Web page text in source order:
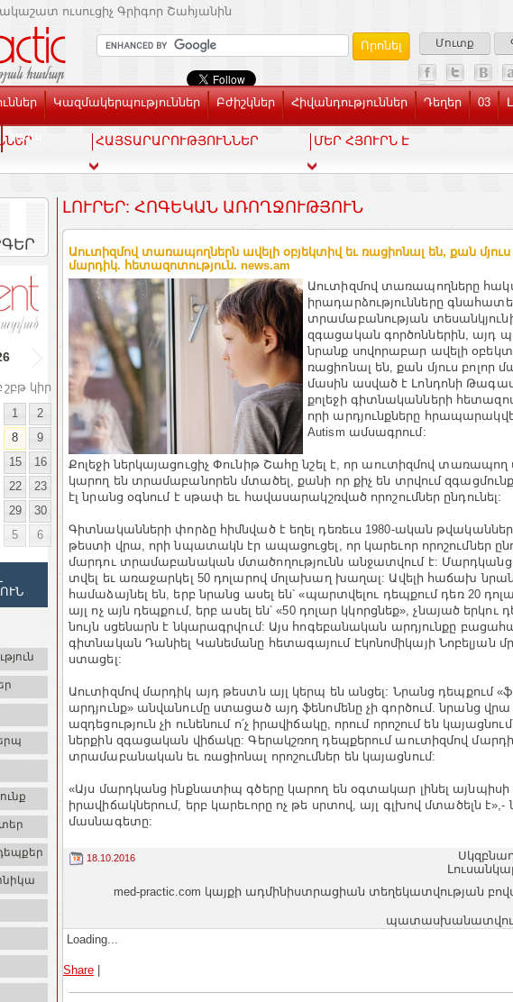
Մուտք
ուսուցիչ Գրիգոր Շահյանին
Կազմակերպություններ Բժիշկներ Հիվանդություններ Դեղեր 03
Կապ ՀԱՅՏԱՐԱՐՈՒԹՅՈՒՆՆԵՐ ՄԵՐ ՀՅՈՒՐՆ Է
շբթ կիր
1
2
8
9
15
16
22
23
29
30
5 6
ԼՈՒՐԵՐ: ՀՈԳԵԿԱՆ ԱՌՈՂՋՈՒԹՅՈՒՆ
Աուտիզմով տառապողներն ավելի օբյեկտիվ եւ ռացիոնալ են, քան մյուս
մարդիկ. հետազոտություն. news.am
Աուտիզմով տառապողները
իրադարձությունները
տրամաբանության
զգացական գործոններին, այդ
նրանք սովորաբար ավելի
ռացիոնալ են, քան մյուս բոլոր
մասին ասված է Լոնդոնի
քոլեջի գիտնականների
որի արդյունքները
Autism ամսագրում:
Քոլեջի ներկայացուցիչ Փունիթ Շահը նշել է, որ աուտիզմով տառապող
կարող են տրամաբանորեն մտածել, քանի որ քիչ են տրվում
էլ նրանց օգնում է սթափ եւ հավասարակշռված որոշումներ ընդունել:
Գիտնականների փորձը հիմնված է եղել դեռեւս 1980-ական
թեստի վրա, որի նպատակն էր ապացուցել, որ կարեւոր որոշումներ
մարդու տրամաբանական մտածողությունն անջատվում է: Մարդկանց
տվել եւ առաջարկել 50 դոլարով մոլախաղ խաղալ: Ավելի հաճախ
համաձայնել են, երբ նրանց ասել են՝ «պարտվելու դեպքում դեռ 20
այլ ոչ այն դեպքում, երբ ասել են՝ «50 դոլար կկորցնեք», չնայած երկու
նույն սցենարն է նկարագրվում: Այս հոգեբանական արդյունքը
գիտնական Դանիել Կանեմանը հետագայում Էկոնոմիկայի Նոբելյան
ստացել:
Աուտիզմով մարդիկ այդ թեստն այլ կերպ են անցել: Նրանց դեպքում
արդյունք» անվանումը ստացած այդ ֆենոմենը չի գործում. նրանց վրա
ազդեցություն չի ունենում ո՛չ իրավիճակը, որում որոշում են
ներքին զգացական վիճակը: Գերակշռող դեպքերում աուտիզմով
տրամաբանական եւ ռացիոնալ որոշումներ են կայացնում:
«Այս մարդկանց ինքնատիպ գծերը կարող են օգտակար լինել այնպիսի
իրավիճակներում, երբ կարեւորը ոչ թե սրտով, այլ գլխով մտածելն է»,-
մասնագետը:
18.10.2016
med-practic.com կայքի ադմինիստրացիան տեղեկատվության
Loading...
Share